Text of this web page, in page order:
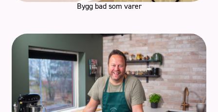
Bygg bad som varer